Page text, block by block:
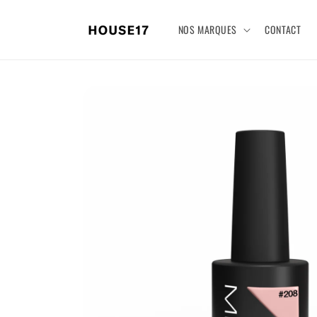
NOS MARQUES CONTACT